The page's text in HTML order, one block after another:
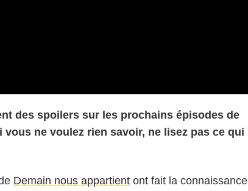
des spoilers sur les prochains épisodes de
vous ne voulez rien savoir, ne lisez pas ce qui
Demain nous appartient ont fait la connaissance